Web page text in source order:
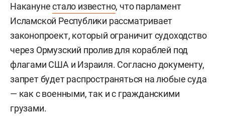
Наканунестало известно, что парламент
Исламской Республики рассматривает
законопроект, который ограничит судоходство
через Ормузский пролив для кораблей под
флагами США и Израиля. Согласно документу,
запрет будет распространяться на любые суда
— как с военными, так и с гражданскими
грузами.